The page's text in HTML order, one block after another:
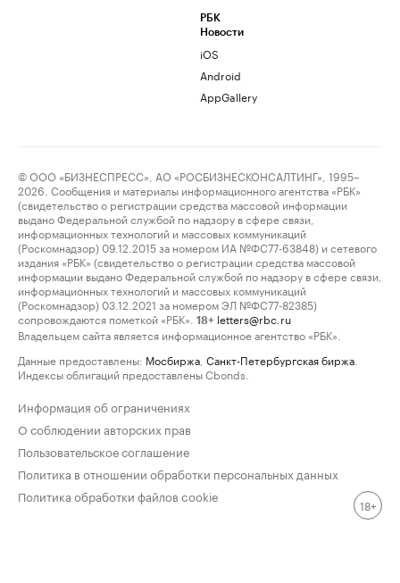
РБК
Новости
iOS
Android
AppGallery
© ООО «БИЗНЕСПРЕСС», АО «РОСБИЗНЕСКОНСАЛТИНГ», 1995–
2026. Сообщения и материалы информационного агентства «РБК»
(свидетельство о регистрации средства массовой информации
выдано Федеральной службой по надзору в сфере связи,
информационных технологий и массовых коммуникаций
(Роскомнадзор) 09.12.2015 за номером ИА №ФС77-63848) и сетевого
издания «РБК» (свидетельство о регистрации средства массовой
информации выдано Федеральной службой по надзору в сфере связи,
информационных технологий и массовых коммуникаций
(Роскомнадзор) 03.12.2021 за номером ЭЛ №ФС77-82385)
сопровождаются пометкой «РБК».
18+ letters@rbc.ru
Владельцем сайта является информационное агентство «РБК».
Данные предоставлены: Мосбиржа Санкт-Петербургская биржа
Индексы облигаций предоставлены Cbonds.
Информация об ограничениях
О соблюдении авторских прав
Пользовательское соглашение
Политика в отношении обработки персональных данных
Политика обработки файлов cookie
18+